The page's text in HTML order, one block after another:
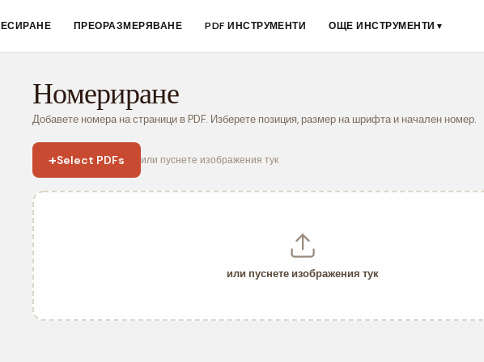
ПРЕОРАЗМЕРЯВАНЕ PDF ИНСТРУМЕНТИ ОЩЕ ИНСТРУМЕНТИ ▼
Номериране
Добавете номера на страници в PDF. Изберете позиция, размер на шрифта и начален номер.
+Select PDFs или пуснете изображения тук
или пуснете изображения тук